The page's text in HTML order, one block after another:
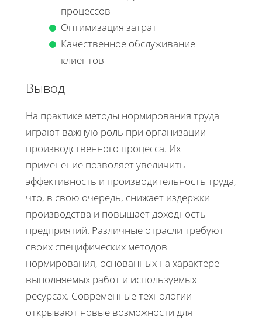
процессов
Оптимизация затрат
Качественное обслуживание
клиентов
Вывод
На практике методы нормирования труда
играют важную роль при организации
производственного процесса. Их
применение позволяет увеличить
эффективность и производительность труда,
что, в свою очередь, снижает издержки
производства и повышает доходность
предприятий. Различные отрасли требуют
своих специфических методов
нормирования, основанных на характере
выполняемых работ и используемых
ресурсах. Современные технологии
открывают новые возможности для